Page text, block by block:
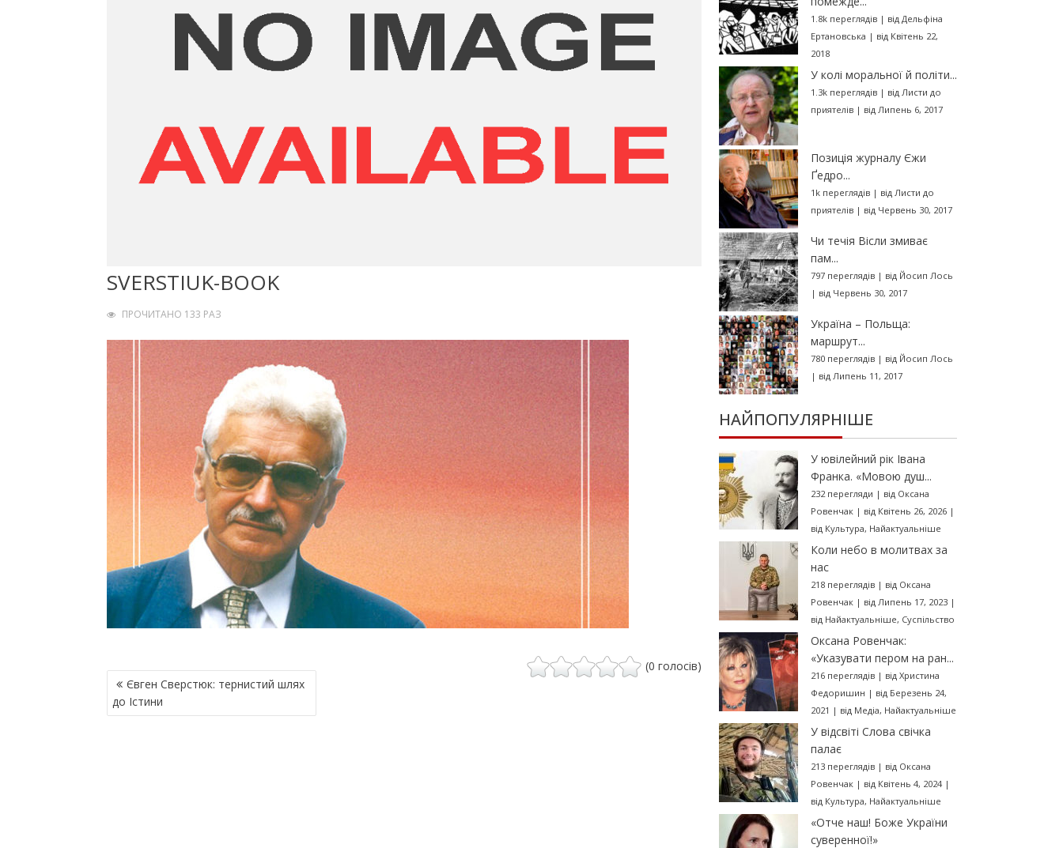
SVERSTIUK-BOOK
ПРОЧИТАНО 133 РАЗ
(0 голосів)
Н
А
В
Євген Сверстюк: тернистий шлях
до Істини
1.8k переглядів| від Дельфіна
Ертановська | від Квітень 22,
2018
У колі моральної й політи...
1.3k переглядів| від Листи до
приятелів| від Липень 6, 2017
Позиція журналу Єжи
Ґедро...
1k переглядів| від Листи до
приятелів| від Червень 30, 2017
Чи течія Вісли змиває
пам...
797 переглядів| від Йосип Лось
| від Червень 30, 2017
Україна – Польща:
маршрут...
780 переглядів| від Йосип Лось
| від Липень 11, 2017
НАЙПОПУЛЯРНІШЕ
У ювілейний рік Івана
Франка. «Мовою душ...
232 перегляди | від Оксана
Ровенчак| від Квітень 26, 2026|
від Культура, Найактуальніше
Коли небо в молитвах за
нас
218 переглядів| від Оксана
Ровенчак| від Липень 17, 2023|
від Найактуальніше, Суспільство
Оксана Ровенчак:
«Указувати пером на ран...
216 переглядів| від Христина
Федоришин | від Березень 24,
2021 | від Медіа, Найактуальніше
У відсвіті Слова свічка
палає
213 переглядів| від Оксана
Ровенчак| від Квітень 4, 2024|
від Культура, Найактуальніше
«Отче наш! Боже України
суверенної!»